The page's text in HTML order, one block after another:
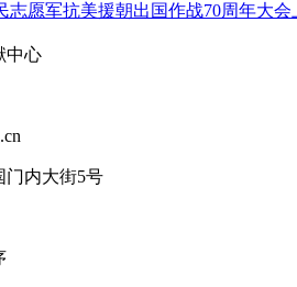
志愿军抗美援朝出国作战70周年大
门内大街5号